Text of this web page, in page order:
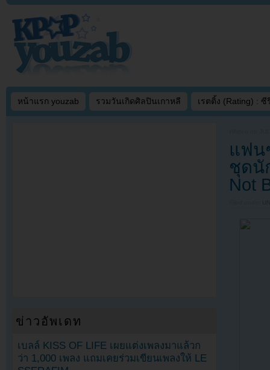
หน้าแรก youzab รวมวันเกิดศิลปินเกาหลี เรตติ้ง (Rating) : ซี
แฟน
ชุดนั
Not
ข่าวอัพเดท
เบลล์ KISS OF LIFE เผยแต่งเพลงมาแล้วก
ว่า 1,000 เพลง แถมเคยร่วมเขียนเพลงให้ LE